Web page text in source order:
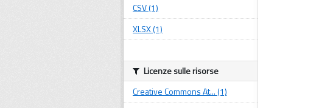
CSV (1)
XLSX (1)
Licenze sulle risorse
Creative Commons At... (1)